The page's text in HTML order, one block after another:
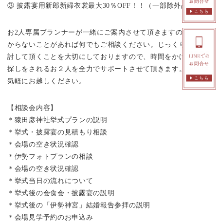
③ 披露宴用新郎新婦衣裳最大30％OFF！！（一部除外品あり）
お2人専属プランナーが一緒にご案内させて頂きますので、わ
からないことがあれば何でもご相談ください。じっくり比較検
討して頂くことを大切にしておりますので、時間をかけて会場
探しをされるお２人を全力でサポートさせて頂きます。是非お
気軽にお越しください。
【相談会内容】
＊猿田彦神社挙式プランの説明
＊挙式・披露宴の見積もり相談
＊会場の空き状況確認
＊伊勢フォトプランの相談
＊会場の空き状況確認
＊挙式当日の流れについて
＊挙式後の会食会・披露宴の説明
＊挙式後の「伊勢神宮」結婚報告参拝の説明
＊会場見学予約のお申込み